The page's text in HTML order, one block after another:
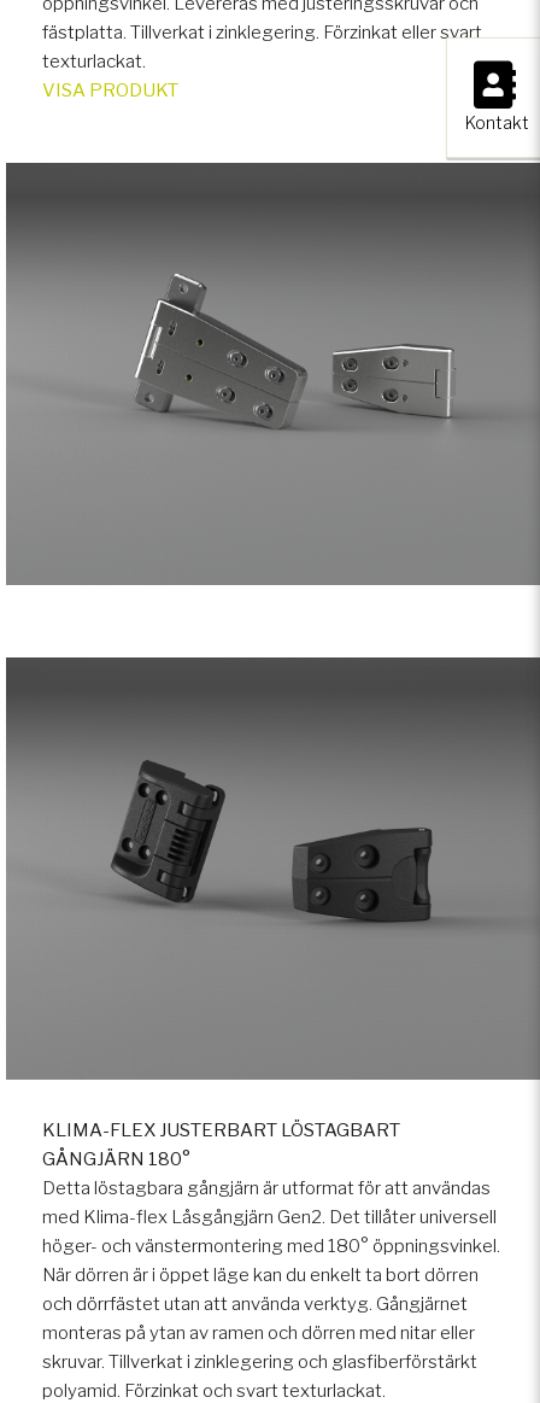
×
Kontakt
fästplatta. Tillverkat i zinklegering. Förzinkat eller svart
texturlackat.
VISA PRODUKT
KLIMA-FLEX JUSTERBART LÖSTAGBART
GÅNGJÄRN 180°
Detta löstagbara gångjärn är utformat för att användas
med Klima-flex Låsgångjärn Gen2. Det tillåter universell
höger- och vänstermontering med 180° öppningsvinkel.
När dörren är i öppet läge kan du enkelt ta bort dörren
och dörrfästet utan att använda verktyg. Gångjärnet
monteras på ytan av ramen och dörren med nitar eller
skruvar. Tillverkat i zinklegering och glasfiberförstärkt
polyamid. Förzinkat och svart texturlackat.